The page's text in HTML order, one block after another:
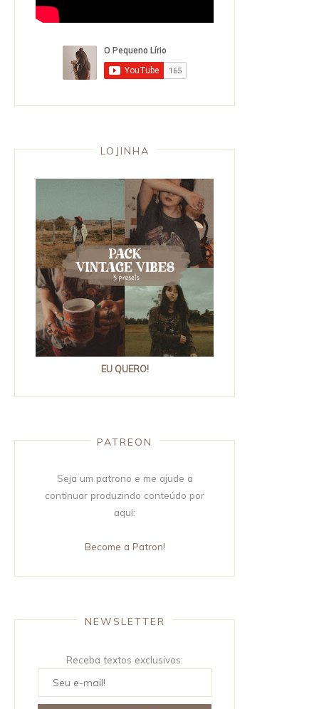
LOJINHA
EU QUERO!
PATREON
Seja um patrono e me ajude a
continuar produzindo conteúdo por
aqui:
Become a Patron!
NEWSLETTER
Receba textos exclusivos: